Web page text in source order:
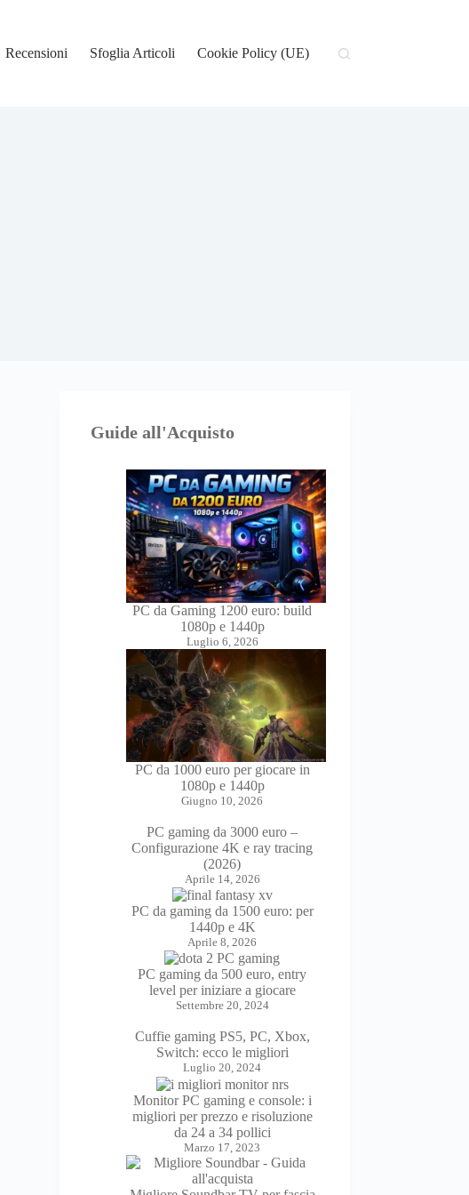
Recensioni Sfoglia Articoli Cookie Policy (UE)
Guide all'Acquisto
PC da Gaming 1200 euro: build
1080p e 1440p
Luglio 6, 2026
PC da 1000 euro per giocare in
1080p e 1440p
Giugno 10, 2026
PC gaming da 3000 euro –
Configurazione 4K e ray tracing
(2026)
Aprile 14, 2026
PC da gaming da 1500 euro: per
1440p e 4K
Aprile 8, 2026
PC gaming da 500 euro, entry
level per iniziare a giocare
Settembre 20, 2024
Cuffie gaming PS5, PC, Xbox,
Switch: ecco le migliori
Luglio 20, 2024
Monitor PC gaming e console: i
migliori per prezzo e risoluzione
da 24 a 34 pollici
Marzo 17, 2023